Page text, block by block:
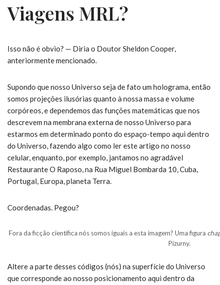
Viagens MRL?
Isso não é obvio? — Diria o Doutor Sheldon Cooper,
anteriormente mencionado.
Supondo que nosso Universo seja de fato um holograma, então
somos projeções ilusórias quanto à nossa massa e volume
corpóreos, e dependemos das funções matemáticas que nos
descrevem na membrana externa de nosso Universo para
estarmos em determinado ponto do espaço-tempo aqui dentro
do Universo, fazendo algo como ler este artigo no nosso
celular, enquanto, por exemplo, jantamos no agradável
Restaurante O Raposo, na Rua Miguel Bombarda 10, Cuba,
Portugal, Europa, planeta Terra.
Coordenadas. Pegou?
Fora da ficção científica nós somos iguais a esta imagem? Uma figura
Pizurny.
Altere a parte desses códigos (nós) na superfície do Universo
que corresponde ao nosso posicionamento aqui dentro da